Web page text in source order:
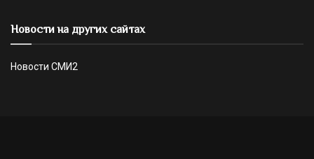
Новости на других сайтах
Новости СМИ2